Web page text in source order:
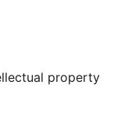
property